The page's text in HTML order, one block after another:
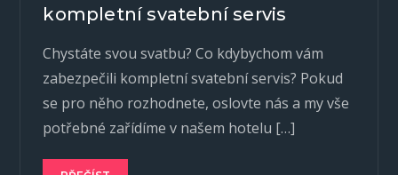
kompletní svatební servis
Chystáte svou svatbu? Co kdybychom vám
zabezpečili kompletní svatební servis? Pokud
se pro něho rozhodnete, oslovte nás a my vše
potřebné zařídíme v našem hotelu […]